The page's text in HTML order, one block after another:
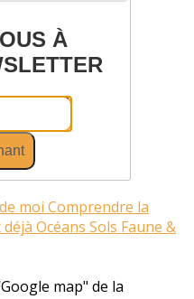
moi Comprendre la
déjà Océans Sols Faune &
À